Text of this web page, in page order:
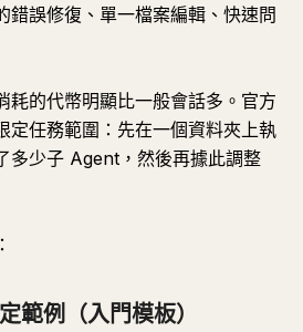
錯誤修復、單一檔案編輯、快速問
耗的代幣明顯比一般會話多。官方
定任務範圍：先在一個資料夾上執
多少子 Agent，然後再據此調整
範例（入門模板）